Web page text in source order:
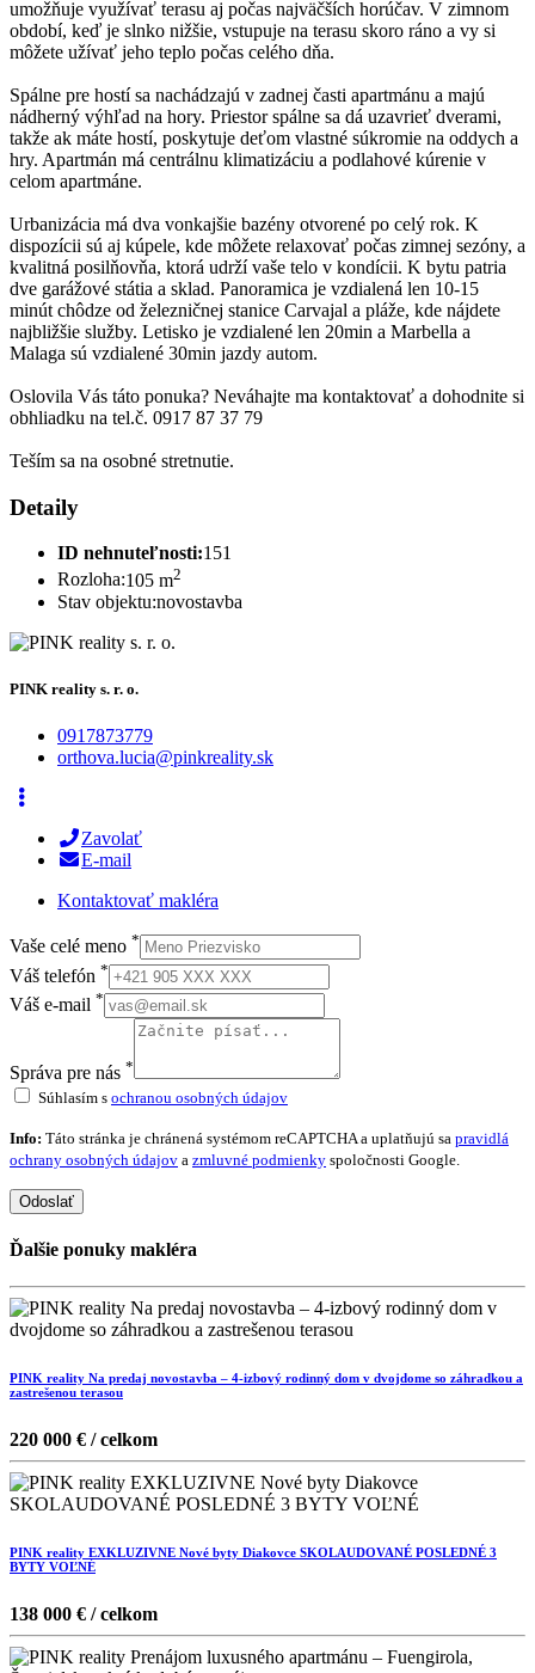
umožňuje využívať terasu aj počas najväčších horúčav. V zimnom
období, keď je slnko nižšie, vstupuje na terasu skoro ráno a vy si
môžete užívať jeho teplo počas celého dňa.
Spálne pre hostí sa nachádzajú v zadnej časti apartmánu a majú
nádherný výhľad na hory. Priestor spálne sa dá uzavrieť dverami,
takže ak máte hostí, poskytuje deťom vlastné súkromie na oddych a
hry. Apartmán má centrálnu klimatizáciu a podlahové kúrenie v
celom apartmáne.
Urbanizácia má dva vonkajšie bazény otvorené po celý rok. K
dispozícii sú aj kúpele, kde môžete relaxovať počas zimnej sezóny, a
kvalitná posilňovňa, ktorá udrží vaše telo v kondícii. K bytu patria
dve garážové státia a sklad. Panoramica je vzdialená len 10-15
minút chôdze od železničnej stanice Carvajal a pláže, kde nájdete
najbližšie služby. Letisko je vzdialené len 20min a Marbella a
Malaga sú vzdialené 30min jazdy autom.
Oslovila Vás táto ponuka? Neváhajte ma kontaktovať a dohodnite si
obhliadku na tel.č. 0917 87 37 79
Teším sa na osobné stretnutie.
Detaily
ID nehnuteľnosti:151
Rozloha:105 m2
Stav objektu:novostavba
PINK reality s. r. o.
0917873779
orthova.lucia@pinkreality.sk
Zavolať
E-mail
Kontaktovať makléra
Vaše celé meno *
Váš telefón *
Váš e-mail *
Správa pre nás *
Súhlasím s ochranou osobných údajov
Info: Táto stránka je chránená systémom reCAPTCHA a uplatňujú sa pravidlá
ochrany osobných údajov a zmluvné podmienky spoločnosti Google.
Odoslať
Ďalšie ponuky makléra
PINK reality Na predaj novostavba – 4-izbový rodinný dom v dvojdome so záhradkou a
zastrešenou terasou
220 000 € / celkom
PINK reality EXKLUZIVNE Nové byty Diakovce SKOLAUDOVANÉ POSLEDNÉ 3
BYTY VOĽNÉ
138 000 € / celkom